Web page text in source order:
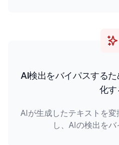
AI検出をバイパスする
化す
AIが生成したテキストを変
し、AIの検出をバ